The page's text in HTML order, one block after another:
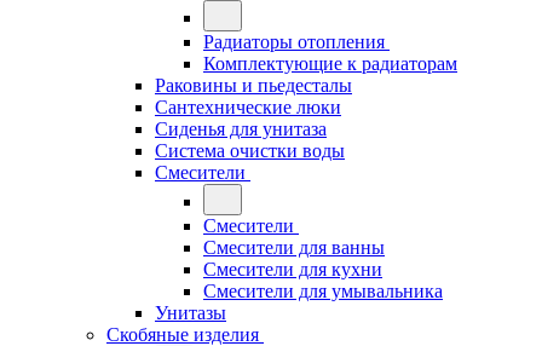
Радиаторы отопления
Комплектующие к радиаторам
Раковины и пьедесталы
Сантехнические люки
Сиденья для унитаза
Система очистки воды
Смесители
Смесители
Смесители для ванны
Смесители для кухни
Смесители для умывальника
Унитазы
Скобяные изделия